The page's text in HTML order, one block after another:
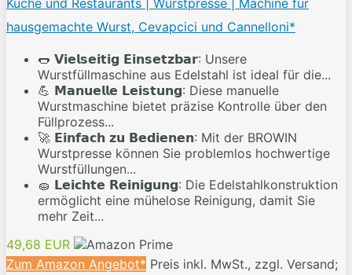
Küche und Restaurants | Wurstpresse | Machine für
hausgemachte Wurst, Cevapcici und Cannelloni*
🌭 𝗩𝗶𝗲𝗹𝘀𝗲𝗶𝘁𝗶𝗴 𝗘𝗶𝗻𝘀𝗲𝘁𝘇𝗯𝗮𝗿: Unsere
Wurstfüllmaschine aus Edelstahl ist ideal für die...
💪 𝗠𝗮𝗻𝘂𝗲𝗹𝗹𝗲 𝗟𝗲𝗶𝘀𝘁𝘂𝗻𝗴: Diese manuelle
Wurstmaschine bietet präzise Kontrolle über den
Füllprozess...
🚀 𝗘𝗶𝗻𝗳𝗮𝗰𝗵 𝘇𝘂 𝗕𝗲𝗱𝗶𝗲𝗻𝗲𝗻: Mit der BROWIN
Wurstpresse können Sie problemlos hochwertige
Wurstfüllungen...
🧽 𝗟𝗲𝗶𝗰𝗵𝘁𝗲 𝗥𝗲𝗶𝗻𝗶𝗴𝘂𝗻𝗴: Die Edelstahlkonstruktion
ermöglicht eine mühelose Reinigung, damit Sie
mehr Zeit...
49,68 EUR
Zum Amazon Angebot* Preis inkl. MwSt., zzgl. Versand;